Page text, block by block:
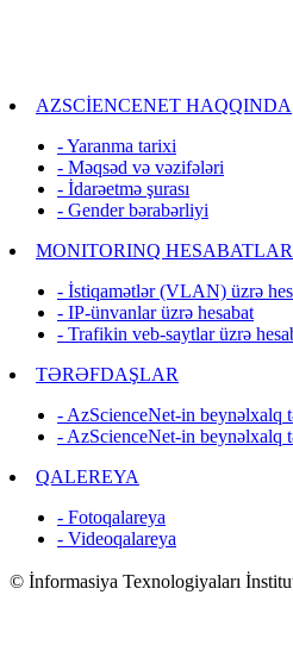
AZSCİENCENET HAQQINDA
- Yaranma tarixi
- Məqsəd və vəzifələri
- İdarəetmə şurası
- Gender bərabərliyi
MONITORINQ
- İstiqamətlər (VLAN) üzrə
- IP-ünvanlar üzrə hesabat
- Trafikin veb-saytlar üzrə
TƏRƏFDAŞLAR
- AzScienceNet-in beynəlxalq
- AzScienceNet-in beynəlxalq
QALEREYA
- Fotoqalareya
- Videoqalareya
© İnformasiya Texnologiyaları